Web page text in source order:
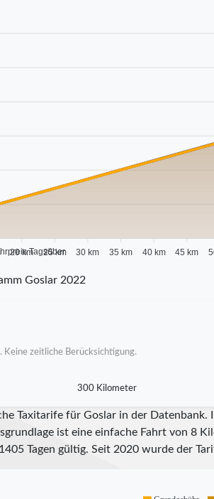
20 km 25 km 30 km 35 km 40 km 45 km
Tagsüber
Goslar 2022
zeitliche Berücksichtigung.
300 Kilometer
Taxitarife für Goslar in der
ist eine einfache Fahrt von 8
1405Tagen gültig. Seit 2020wurde der